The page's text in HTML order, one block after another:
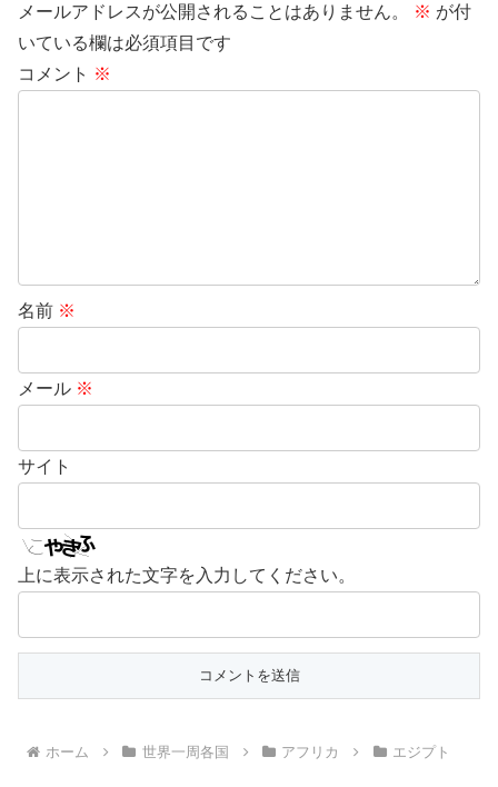
メールアドレスが公開されることはありません。 ※ が付
いている欄は必須項目です
コメント ※
名前 ※
メール ※
サイト
上に表示された文字を入力してください。
ホーム 世界一周各国 アフリカ エジプト